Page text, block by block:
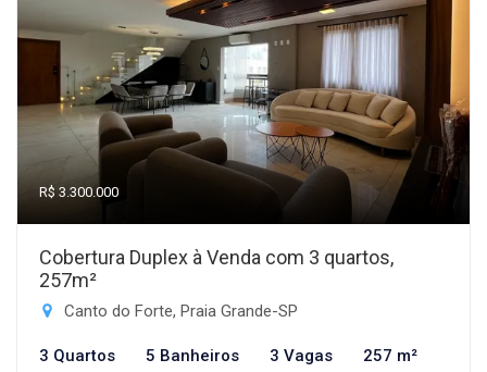
R$ 3.300.000
Cobertura Duplex à Venda com 3 quartos,
257m²
Canto do Forte, Praia Grande-SP
3 Quartos 5 Banheiros 3 Vagas 257 m²